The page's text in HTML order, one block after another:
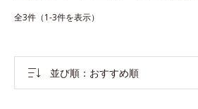
全3件（1-3件を表示）
並び順 おすすめ順